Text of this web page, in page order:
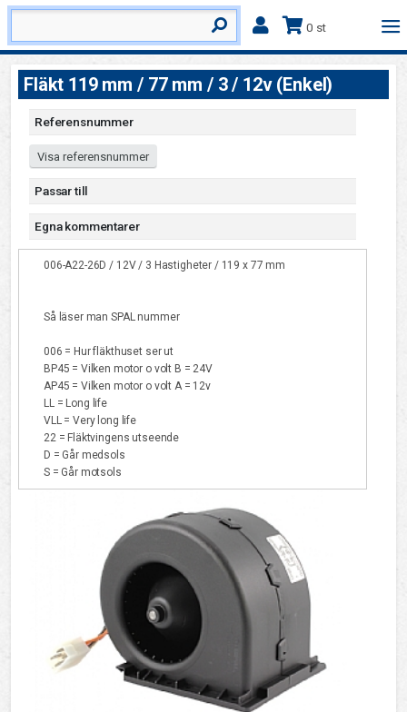
0 st
Fläkt 119 mm / 77 mm / 3 / 12v (Enkel)
Referensnummer
Visa referensnummer
Passar till
Egna kommentarer
006-A22-26D / 12V / 3 Hastigheter / 119 x 77 mm
Så läser man SPAL nummer
006 = Hur fläkthuset ser ut
BP45 = Vilken motor o volt B = 24V
AP45 = Vilken motor o volt A = 12v
LL = Long life
VLL = Very long life
22 = Fläktvingens utseende
D = Går medsols
S = Går motsols